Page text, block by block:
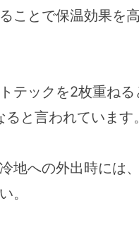
ことで保温効果を
テックを2枚重ね
と言われています。
地への外出時には
。